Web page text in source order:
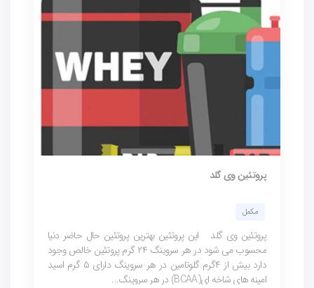
پروتئین وی گلد
مکمل
پروتئین وی گلد این پروتئین بهترین پروتئین حال حاضر دنیا
محسوب می شود در هر سروینگ ۲۴ گرم پروتئین خالص وجود
دارد بیش از ۴گرم گلوتامین در هر سروینگ دارای ۵ گرم اسید
امینه های شاخه ای(BCAA)‍ در هر سروینگ...